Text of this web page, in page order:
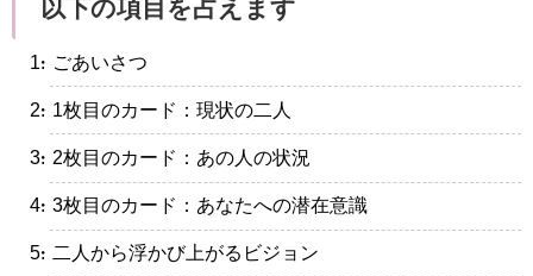
以下の項目を占えます
・ごあいさつ
・1枚目のカード：現状の二人
・2枚目のカード：あの人の状況
・3枚目のカード：あなたへの潜在意識
・二人から浮かび上がるビジョン